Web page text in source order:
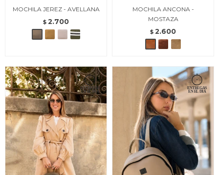
MOCHILA JEREZ - AVELLANA
$ 2.700
MOCHILA ANCONA -
MOSTAZA
$ 2.600